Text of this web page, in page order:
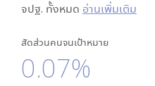
จปฐ. ทั้งหมด อ่านเพิ่มเติม
สัดส่วนคนจนเป้าหมาย
0.07%